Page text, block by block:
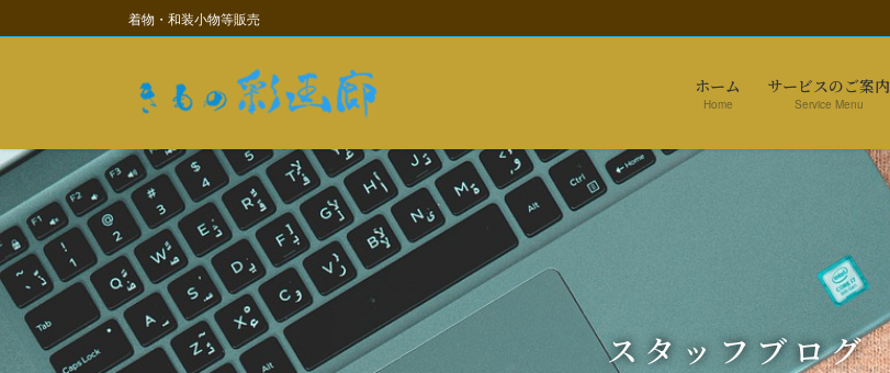
ン
に
移
ビ
ョ
ン
移
動
着物・和装小物等販売
ホーム
Home
サービスのご案内
Service Menu
スタッフブログ